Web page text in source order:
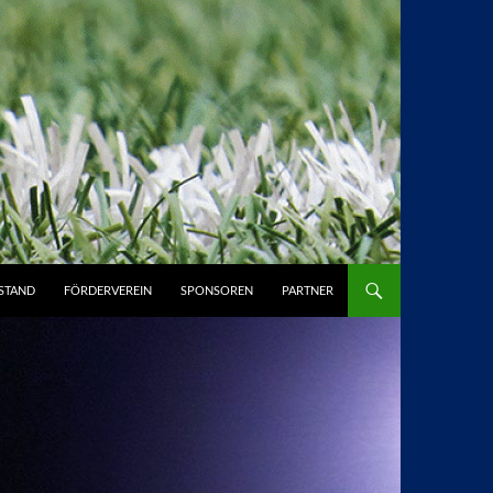
FÖRDERVEREIN SPONSOREN PARTNER